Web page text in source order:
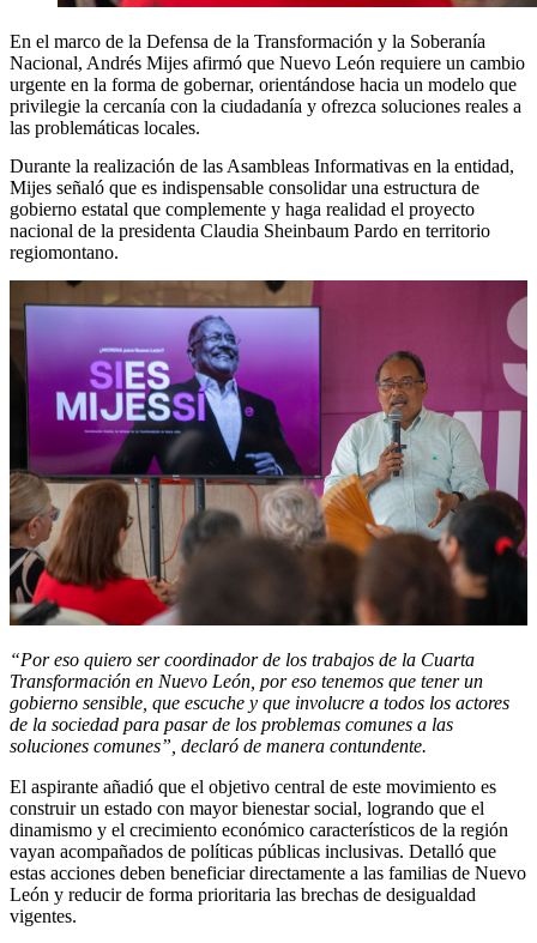
En el marco de la Defensa de la Transformación y la Soberanía
Nacional, Andrés Mijes afirmó que Nuevo León requiere un cambio
urgente en la forma de gobernar, orientándose hacia un modelo que
privilegie la cercanía con la ciudadanía y ofrezca soluciones reales a
las problemáticas locales.
Durante la realización de las Asambleas Informativas en la entidad,
Mijes señaló que es indispensable consolidar una estructura de
gobierno estatal que complemente y haga realidad el proyecto
nacional de la presidenta Claudia Sheinbaum Pardo en territorio
regiomontano.
“Por eso quiero ser coordinador de los trabajos de la Cuarta
Transformación en Nuevo León, por eso tenemos que tener un
gobierno sensible, que escuche y que involucre a todos los actores
de la sociedad para pasar de los problemas comunes a las
soluciones comunes”, declaró de manera contundente.
El aspirante añadió que el objetivo central de este movimiento es
construir un estado con mayor bienestar social, logrando que el
dinamismo y el crecimiento económico característicos de la región
vayan acompañados de políticas públicas inclusivas. Detalló que
estas acciones deben beneficiar directamente a las familias de Nuevo
León y reducir de forma prioritaria las brechas de desigualdad
vigentes.